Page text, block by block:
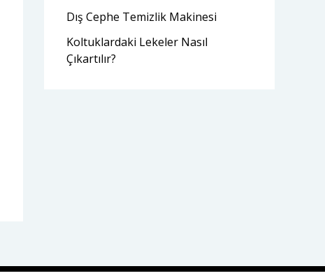
Dış Cephe Temizlik Makinesi
Koltuklardaki Lekeler Nasıl
Çıkartılır?